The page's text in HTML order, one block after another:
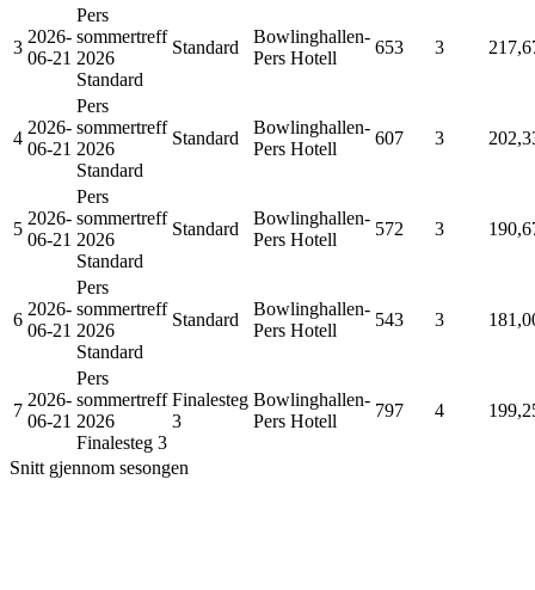
3
2026-
06-21
Pers
sommertreff
2026
Standard
Standard
Bowlinghallen-
Pers Hotell
653 3
4
2026-
06-21
Pers
sommertreff
2026
Standard
Standard
Bowlinghallen-
Pers Hotell
607 3
5
2026-
06-21
Pers
sommertreff
2026
Standard
Standard
Bowlinghallen-
Pers Hotell
572 3
6
2026-
06-21
Pers
sommertreff
2026
Standard
Standard
Bowlinghallen-
Pers Hotell
543 3
7
2026-
06-21
Pers
sommertreff
2026
Finalesteg 3
Finalesteg
3
Bowlinghallen-
Pers Hotell
797 4
Snitt gjennom sesongen